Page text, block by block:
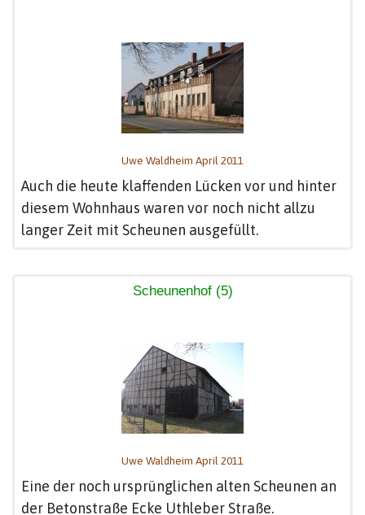
Uwe Waldheim April 2011
Auch die heute klaffenden Lücken vor und hinter
diesem Wohnhaus waren vor noch nicht allzu
langer Zeit mit Scheunen ausgefüllt.
Scheunenhof (5)
Uwe Waldheim April 2011
Eine der noch ursprünglichen alten Scheunen an
der Betonstraße Ecke Uthleber Straße.